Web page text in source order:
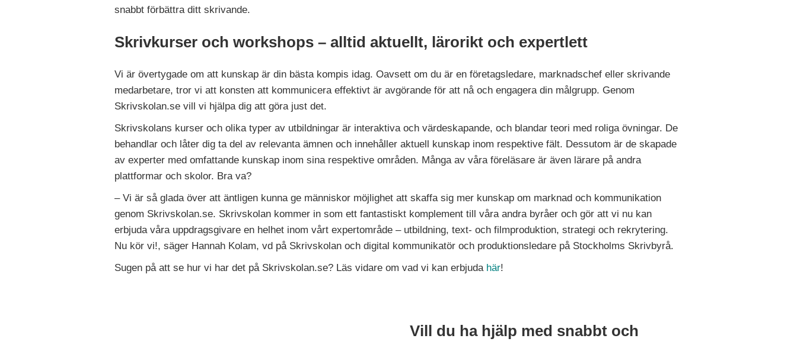
snabbt förbättra ditt skrivande.
Skrivkurser och workshops – alltid aktuellt, lärorikt och expertlett
Vi är övertygade om att kunskap är din bästa kompis idag. Oavsett om du är en företagsledare, marknadschef eller skrivande
medarbetare, tror vi att konsten att kommunicera effektivt är avgörande för att nå och engagera din målgrupp. Genom
Skrivskolan.se vill vi hjälpa dig att göra just det.
Skrivskolans kurser och olika typer av utbildningar är interaktiva och värdeskapande, och blandar teori med roliga övningar. De
behandlar och låter dig ta del av relevanta ämnen och innehåller aktuell kunskap inom respektive fält. Dessutom är de skapade
av experter med omfattande kunskap inom sina respektive områden. Många av våra föreläsare är även lärare på andra
plattformar och skolor. Bra va?
– Vi är så glada över att äntligen kunna ge människor möjlighet att skaffa sig mer kunskap om marknad och kommunikation
genom Skrivskolan.se. Skrivskolan kommer in som ett fantastiskt komplement till våra andra byråer och gör att vi nu kan
erbjuda våra uppdragsgivare en helhet inom vårt expertområde – utbildning, text- och filmproduktion, strategi och rekrytering.
Nu kör vi!, säger Hannah Kolam, vd på Skrivskolan och digital kommunikatör och produktionsledare på Stockholms Skrivbyrå.
Sugen på att se hur vi har det på Skrivskolan.se? Läs vidare om vad vi kan erbjuda här!
Vill du ha hjälp med snabbt och